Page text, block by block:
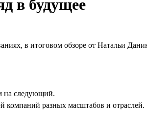
в будущее
в итоговом обзоре от Натальи
на следующий.
компаний разных масштабов и отраслей.